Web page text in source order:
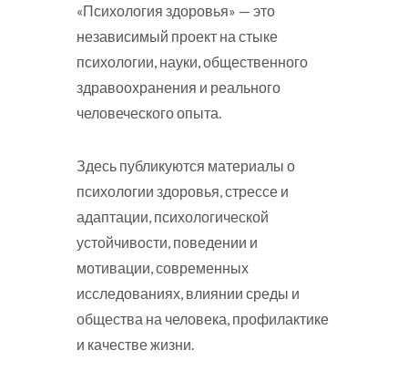
«Психология здоровья» — это
независимый проект на стыке
психологии, науки, общественного
здравоохранения и реального
человеческого опыта.
Здесь публикуются материалы о
психологии здоровья, стрессе и
адаптации, психологической
устойчивости, поведении и
мотивации, современных
исследованиях, влиянии среды и
общества на человека, профилактике
и качестве жизни.